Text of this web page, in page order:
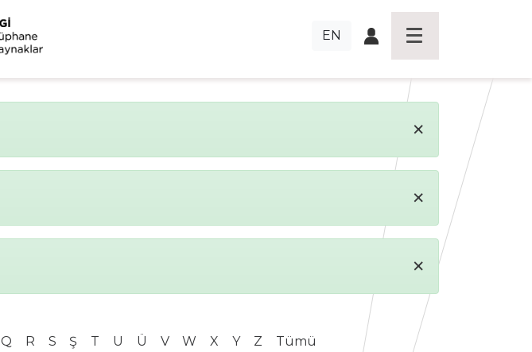
EN
×
×
×
Q R S Ş T U Ü V W X Y Z Tümü